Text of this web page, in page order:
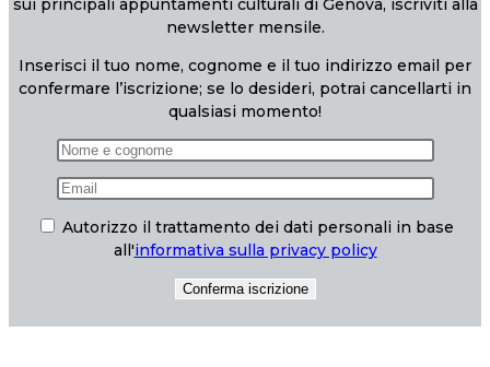
sui principali appuntamenti culturali di Genova, iscriviti alla
newsletter mensile.
Inserisci il tuo nome, cognome e il tuo indirizzo email per
confermare l’iscrizione; se lo desideri, potrai cancellarti in
qualsiasi momento!
Autorizzo il trattamento dei dati personali in base
all'informativa sulla privacy policy